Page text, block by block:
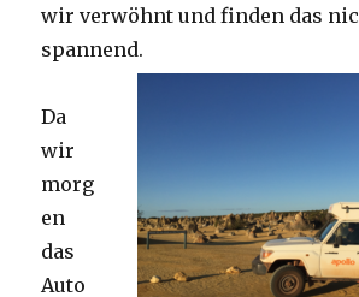
wir verwöhnt und finden das
spannend.
Da
wir
morg
en
das
Auto